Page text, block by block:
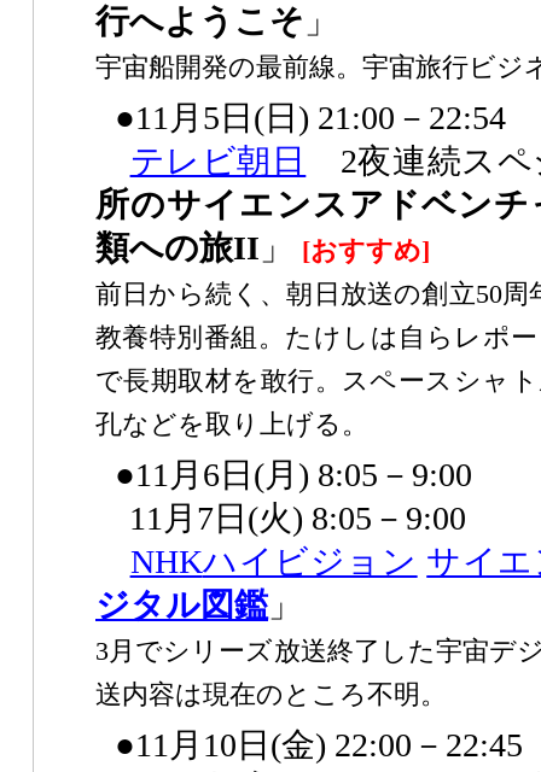
行へようこそ 」
宇宙船開発の最前線。宇宙旅行ビジ
●11月5日(日) 21:00－22:54
テレビ朝日
2夜連続スペ
所のサイエンスアドベン
類への旅II 」
[おすすめ]
前日から続く、朝日放送の創立50
教養特別番組。たけしは自らレポ
で長期取材を敢行。スペースシャ
孔などを取り上げる。
●11月6日(月) 8:05－9:00
11月7日(火) 8:05－9:00
NHKハイビジョン サイ
ジタル図鑑 」
3月でシリーズ放送終了した宇宙デ
送内容は現在のところ不明。
●11月10日(金) 22:00－22:45